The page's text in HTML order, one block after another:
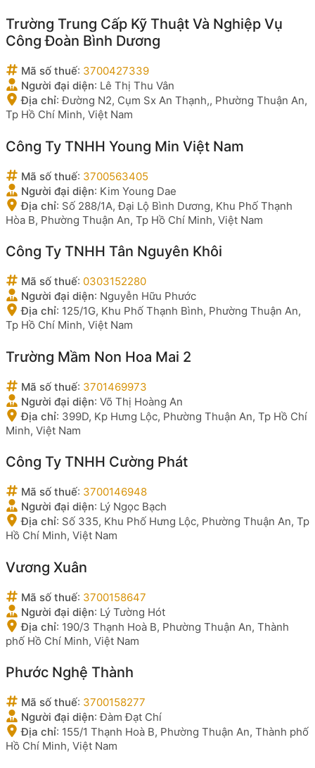
Trường Trung Cấp Kỹ Thuật Và Nghiệp Vụ
Công Đoàn Bình Dương
Mã số thuế: 3700427339
Người đại diện: Lê Thị Thu Vân
Địa chỉ:Đường N2, Cụm Sx An Thạnh,, Phường Thuận An,
Tp Hồ Chí Minh, Việt Nam
Công Ty TNHH Young Min Việt Nam
Mã số thuế: 3700563405
Người đại diện: Kim Young Dae
Địa chỉ: Số 288/1A, Đại Lộ Bình Dương, Khu Phố Thạnh
Hòa B, Phường Thuận An, Tp Hồ Chí Minh, Việt Nam
Công Ty TNHH Tân Nguyên Khôi
Mã số thuế: 0303152280
Người đại diện: Nguyễn Hữu Phước
Địa chỉ: 125/1G, Khu Phố Thạnh Bình, Phường Thuận An,
Tp Hồ Chí Minh, Việt Nam
Trường Mầm Non Hoa Mai 2
Mã số thuế: 3701469973
Người đại diện: Võ Thị Hoàng An
Địa chỉ: 399D, Kp Hưng Lộc, Phường Thuận An, Tp Hồ Chí
Minh, Việt Nam
Công Ty TNHH Cường Phát
Mã số thuế: 3700146948
Người đại diện: Lý Ngọc Bạch
Địa chỉ: Số 335, Khu Phố Hưng Lộc, Phường Thuận An, Tp
Hồ Chí Minh, Việt Nam
Vương Xuân
Mã số thuế: 3700158647
Người đại diện: Lý Tường Hót
Địa chỉ: 190/3 Thạnh Hoà B, Phường Thuận An, Thành
phố Hồ Chí Minh, Việt Nam
Phước Nghệ Thành
Mã số thuế: 3700158277
Người đại diện:Đàm Đạt Chí
Địa chỉ: 155/1 Thạnh Hoà B, Phường Thuận An, Thành phố
Hồ Chí Minh, Việt Nam